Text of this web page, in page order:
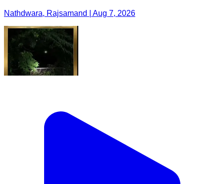
Nathdwara, Rajsamand | Aug 7, 2026